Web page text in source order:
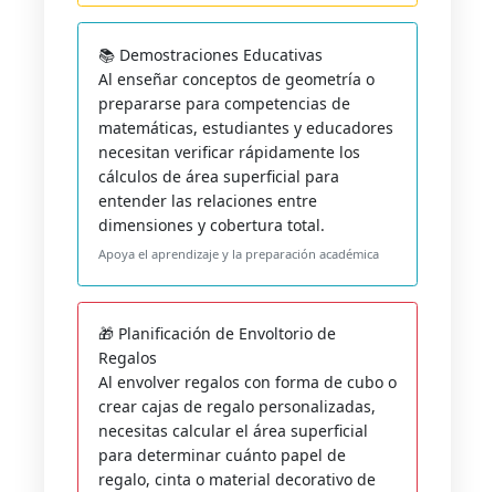
📚 Demostraciones Educativas
Al enseñar conceptos de geometría o
prepararse para competencias de
matemáticas, estudiantes y educadores
necesitan verificar rápidamente los
cálculos de área superficial para
entender las relaciones entre
dimensiones y cobertura total.
Apoya el aprendizaje y la preparación académica
🎁 Planificación de Envoltorio de
Regalos
Al envolver regalos con forma de cubo o
crear cajas de regalo personalizadas,
necesitas calcular el área superficial
para determinar cuánto papel de
regalo, cinta o material decorativo de